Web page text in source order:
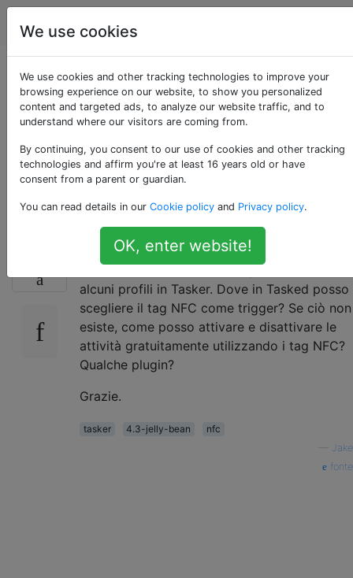
Android
Come utilizzare i tag
NFC per attivare
profili e attività in
Tasker?
Sto programmando di ottenere alcuni tag
NFC che desidero utilizzare per controllare
alcuni profili in Tasker. Dove in Tasked posso
scegliere il tag NFC come trigger? Se ciò non
esiste, come posso attivare e disattivare le
attività gratuitamente utilizzando i tag NFC?
Qualche plugin?
Grazie.
tasker 4.3-jelly-bean
nfc
Jake
fonte
We use cookies
We use cookies and other tracking technologies to improve your
browsing experience on our website, to show you personalized
content and targeted ads, to analyze our website traffic, and to
understand where our visitors are coming from.
By continuing, you consent to our use of cookies and other tracking
technologies and affirm you're at least 16 years old or have
consent from a parent or guardian.
You can read details in our Cookie policy and Privacy policy.
OK, enter website!